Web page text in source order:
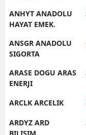
ANHYT ANADOLU
HAYAT EMEK.
ANSGR ANADOLU
SIGORTA
ARASE DOGU ARAS
ENERJI
ARCLK ARCELIK
ARDYZ ARD
BILISIM